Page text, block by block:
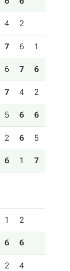
4 2
7 6 1
6 7 6
7 4 2
5 6 6
2 6 5
6 1 7
1 2
6 6
2 4